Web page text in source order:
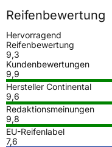
Reifenbewertung
Hervorragend
Reifenbewertung
9,3
Kundenbewertungen
9,9
Hersteller Continental
9,6
Redaktionsmeinungen
9,8
EU-Reifenlabel
7,6